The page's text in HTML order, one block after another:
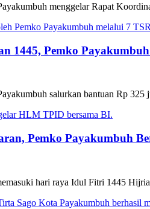
menggelar Rapat
1445, Pemko
salurkan bantuan Rp
Pemko Payakumbuh
hari raya Idul Fitri 1445